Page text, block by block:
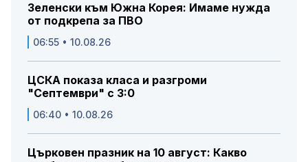
Зеленски към Южна Корея: Имаме нужда
от подкрепа за ПВО
06:55 • 10.08.26
ЦСКА показа класа и разгроми
"Септември" с 3:0
06:40 • 10.08.26
Църковен празник на 10 август: Какво